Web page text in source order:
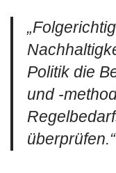
Politik die
und -
überprüfen.“